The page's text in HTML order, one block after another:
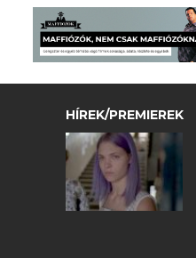
HÍREK/PREMIEREK